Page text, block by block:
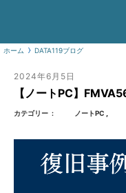
ホーム DATA119ブログ
2024年6月5日
【ノートPC】
カテゴリー ノートPC